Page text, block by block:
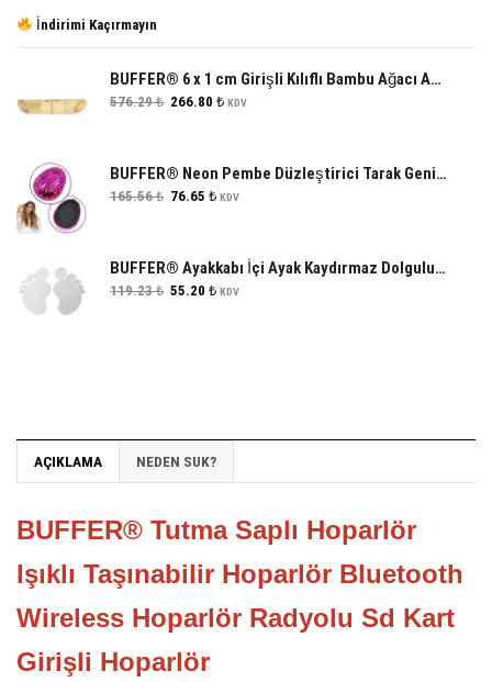
İndirimi Kaçırmayın
BUFFER® 6 x 1 cm Girişli Kılıflı Bambu Ağacı Akustik Ses Yükseltici Aparat
576.29₺ Orijinal
266.80 ₺Şu
KDV
BUFFER® Neon Pembe Düzleştirici Tarak Geniş Aralıklı Her Saç Tipine Uygun Fırçalı Saç Düzleştirici
165.56₺ Orijinal
76.65 ₺Şu
76.65 ₺.
KDV
BUFFER® Ayakkabı İçi Ayak Kaydırmaz Dolgulu Rahat Silikon Pedi Tabanlığı
119.23₺ Orijinal
55.20 ₺ŞuKDV
AÇIKLAMA NEDEN SUK?
BUFFER® Tutma Saplı Hoparlör
Işıklı Taşınabilir Hoparlör Bluetooth
Wireless Hoparlör Radyolu Sd Kart
Girişli Hoparlör